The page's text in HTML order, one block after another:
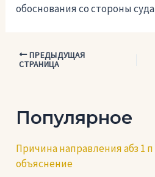
обоснования со стороны
Навигация
ПРЕДЫДУЩАЯ
СТРАНИЦА
Популярное
Причина направления абз 1 п
объяснение